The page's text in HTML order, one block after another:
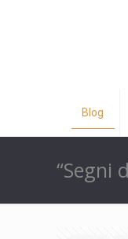
Blog
“Segni